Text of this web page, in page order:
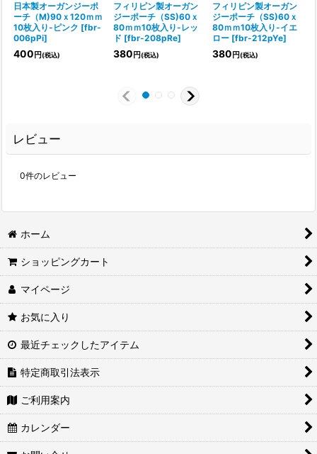
日本製オーガンジーポ
ーチ（M)90ｘ120ｍｍ
10枚入り-ピンク [fbr-
006pPi]
400 円(税込)
フィリピン製オーガン
ジーポーチ（SS)60ｘ
80ｍｍ10枚入り-レッ
ド [fbr-208pRe]
380 円(税込)
フィリピン製オーガン
ジーポーチ（SS)60ｘ
80ｍｍ10枚入り-イエ
ロー [fbr-212pYe]
380 円(税込)
レビュー
0件のレビュー
ホーム
ショッピングカート
マイページ
お気に入り
最近チェックしたアイテム
特定商取引法表示
ご利用案内
カレンダー